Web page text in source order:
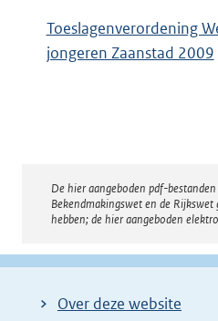
Toeslagenverordening
jongeren Zaanstad 2009
Disclaimer
De hier aangeboden pdf-
Bekendmakingswet en de
hebben; de hier aangeboden
Over deze website